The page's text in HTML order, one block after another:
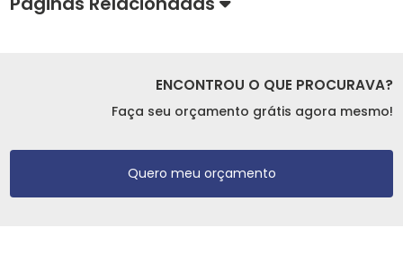
ENCONTROU O QUE PROCURAVA?
Faça seu orçamento grátis agora mesmo!
Quero meu orçamento